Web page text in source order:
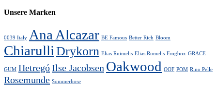
Unsere Marken
0039 Italy Ana Alcazar BE Famous Better Rich Bloom
Chiarulli Drykorn Elias Ruimelis Elias Rumelis Frogbox GRACE
GUM HetregóIlse Jacobsen Oakwood OOF POM Rino Pelle
Rosemunde Sommerhose